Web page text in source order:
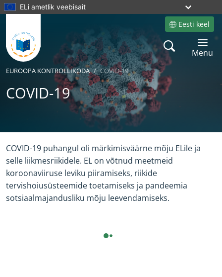
ELi ametlik veebisait
Eesti keel
Site language
Search
Toggle
Menu
EUROOPA KONTROLLIKODA COVID-19
COVID-19
COVID-19 puhangul oli märkimisväärne mõju ELile ja
selle liikmesriikidele. EL on võtnud meetmeid
koroonaviiruse leviku piiramiseks, riikide
tervishoiusüsteemide toetamiseks ja pandeemia
sotsiaalmajandusliku mõju leevendamiseks.